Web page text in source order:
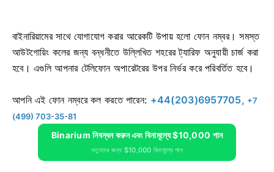
বাইনারিয়ামের সাথে যোগাযোগ করার আরেকটি উপায় হলো ফোন নম্বর। সমস্ত
আউটগোয়িং কলের জন্য বন্ধনীতে উল্লিখিত শহরের ট্যারিফ অনুযায়ী চার্জ করা
হবে। এগুলি আপনার টেলিফোন অপারেটরের উপর নির্ভর করে পরিবর্তিত হবে।
আপনি এই ফোন নম্বরে কল করতে পারেন: +44(203)6957705, +7
(499) 703-35-81
Binarium নিবন্ধন করুন এবং বিনামূল্যে $10,000 পান
নতুনদের জন্য $10,000 বিনামূল্যে পান